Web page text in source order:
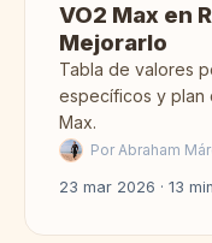
VO2 Max en
Mejorarlo
Tabla de valores
específicos y plan
Max.
Por Abraham
23 mar 2026 · 13 min